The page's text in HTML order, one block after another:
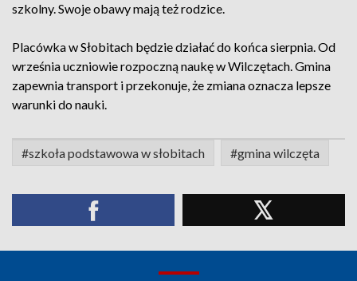
szkolny. Swoje obawy mają też rodzice.
Placówka w Słobitach będzie działać do końca sierpnia. Od
września uczniowie rozpoczną naukę w Wilczętach. Gmina
zapewnia transport i przekonuje, że zmiana oznacza lepsze
warunki do nauki.
#szkoła podstawowa w słobitach #gmina wilczęta